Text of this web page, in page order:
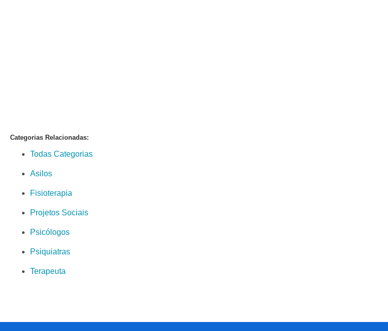
Categorias Relacionadas:
Todas Categorias
Asilos
Fisioterapia
Projetos Sociais
Psicólogos
Psiquiatras
Terapeuta